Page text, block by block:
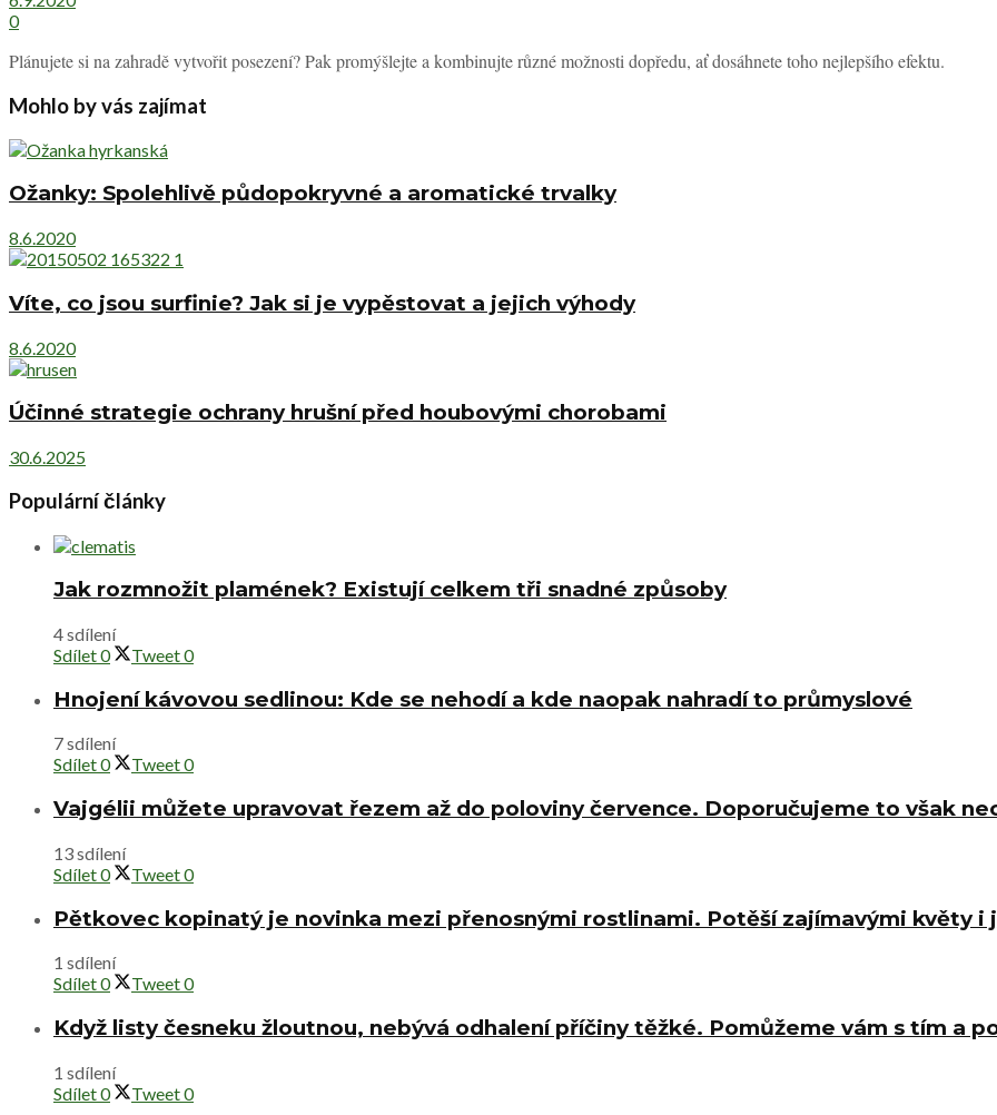
0
Plánujete si na zahradě vytvořit posezení? Pak promýšlejte a kombinujte různé možnosti dopředu, ať dosáhnete toho nejlepšího efektu.
Mohlo by vás zajímat
Ožanky: Spolehlivě půdopokryvné a aromatické trvalky
8.6.2020
Víte, co jsou surfinie? Jak si je vypěstovat a jejich výhody
8.6.2020
Účinné strategie ochrany hrušní před houbovými chorobami
30.6.2025
Populární články
Jak rozmnožit plamének? Existují celkem tři snadné způsoby
4 sdílení
Sdílet0 Tweet0
Hnojení kávovou sedlinou: Kde se nehodí a kde naopak nahradí to průmyslové
7 sdílení
Sdílet0 Tweet0
Vajgélii můžete upravovat řezem až do poloviny července. Doporučujeme to však
13 sdílení
Sdílet0 Tweet0
Pětkovec kopinatý je novinka mezi přenosnými rostlinami. Potěší zajímavými květy i
1 sdílení
Sdílet0 Tweet0
Když listy česneku žloutnou, nebývá odhalení příčiny těžké. Pomůžeme vám s tím a
1 sdílení
Sdílet0 Tweet0